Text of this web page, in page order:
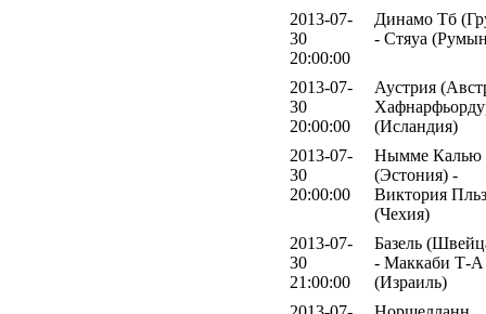
2013-07-
30
20:00:00
Динамо Тб
- Стяуа
2013-07-
30
20:00:00
Аустрия
(Исландия)
2013-07-
30
20:00:00
Нымме Калью
(Эстония) -
Виктория
(Чехия)
2013-07-
30
21:00:00
Базель
- Маккаби Т-А
(Израиль)